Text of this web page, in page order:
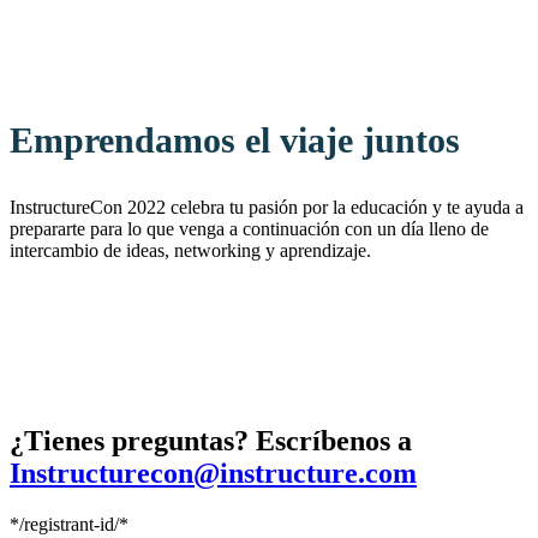
Emprendamos el viaje juntos
InstructureCon 2022 celebra tu pasión por la educación y te ayuda a
prepararte para lo que venga a continuación con un día lleno de
intercambio de ideas, networking y aprendizaje.
¿Tienes preguntas? Escríbenos a
Instructurecon@instructure.com
*/registrant-id/*